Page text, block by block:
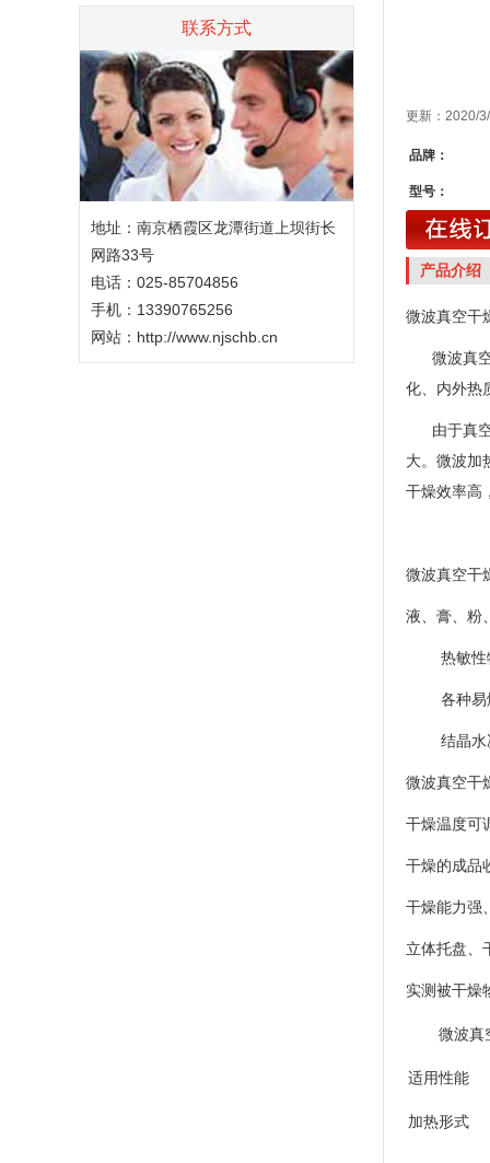
联系方式
地址：南京栖霞区龙潭街道上坝街长
网路33号
电话：025-85704856
手机：13390765256
网站： http://www.njschb.cn
更新：2020/
品牌：
型号：
产品介绍
微波真空干
微波真空
化、内外热
由于真空
大。微波加
干燥效率高
微波真空干
液、膏、粉
热敏性
各种易
结晶水
微波真空干
干燥温度可
干燥的成品
干燥能力强
立体托盘、
实测被干燥
微波真空
适用性能
加热形式